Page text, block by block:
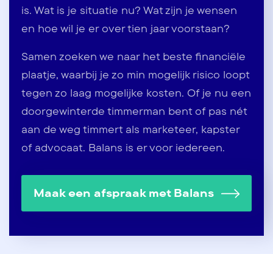
is. Wat is je situatie nu? Wat zijn je wensen
en hoe wil je er over tien jaar voorstaan?
Samen zoeken we naar het beste financiële
plaatje, waarbij je zo min mogelijk risico loopt
tegen zo laag mogelijke kosten. Of je nu een
doorgewinterde timmerman bent of pas nét
aan de weg timmert als marketeer, kapster
of advocaat. Balans is er voor iedereen.
Maak een afspraak met Balans